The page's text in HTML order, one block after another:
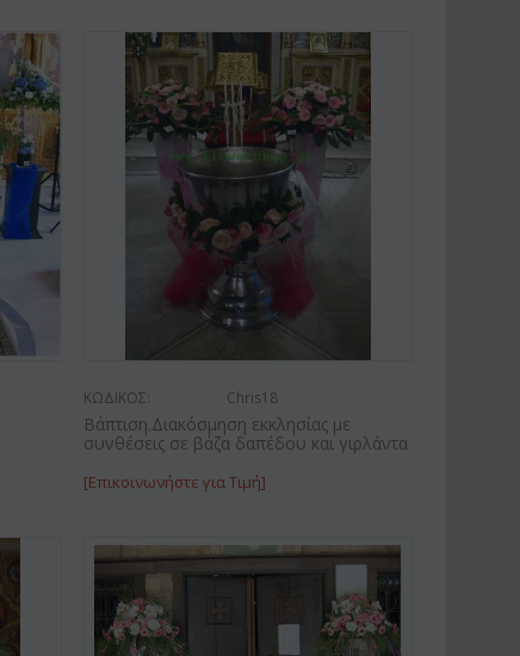
ΚΩΔΙΚΟΣ: Chris18
Βάπτιση.Διακόσμηση εκκλησίας με
συνθέσεις σε βάζα δαπέδου και γιρλάντα
[Επικοινωνήστε για Τιμή]